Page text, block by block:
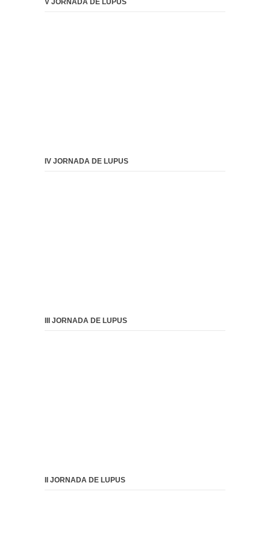
V JORNADA DE LUPUS
IV JORNADA DE LUPUS
III JORNADA DE LUPUS
II JORNADA DE LUPUS